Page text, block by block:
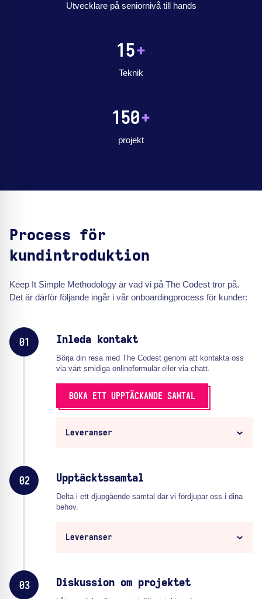
Utvecklare på seniornivå till hands
15+
Teknik
150+
projekt
Process för
kundintroduktion
Keep It Simple Methodology är vad vi på The Codest tror på.
Det är därför följande ingår i vår onboardingprocess för kunder:
01 Inleda kontakt
Börja din resa med The Codest genom att kontakta oss
via vårt smidiga onlineformulär eller via chatt.
BOKA ETT UPPTÄCKANDE SAMTAL
Leveranser
02 Upptäcktssamtal
Delta i ett djupgående samtal där vi fördjupar oss i dina
behov.
Leveranser
03 Diskussion om projektet